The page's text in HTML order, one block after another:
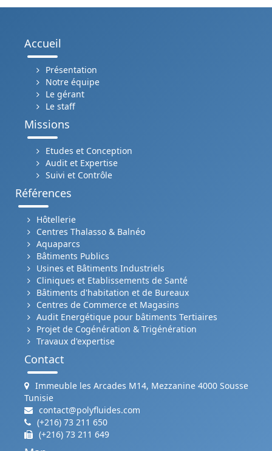
Accueil
Présentation
Notre équipe
Le gérant
Le staff
Missions
Etudes et Conception
Audit et Expertise
Suivi et Contrôle
Références
Hôtellerie
Centres Thalasso & Balnéo
Aquaparcs
Bâtiments Publics
Usines et Bâtiments Industriels
Cliniques et Etablissements de Santé
Bâtiments d'habitation et de Bureaux
Centres de Commerce et Magasins
Audit Energétique pour bâtiments Tertiaires
Projet de Cogénération & Trigénération
Travaux d'expertise
Contact
Immeuble les Arcades M14, Mezzanine 4000 Sousse
Tunisie
contact@polyfluides.com
(+216) 73 211 650
(+216) 73 211 649